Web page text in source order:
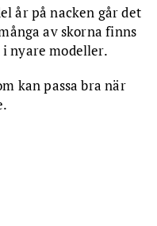
år på nacken går det
av skorna finns
nyare modeller.
kan passa bra när